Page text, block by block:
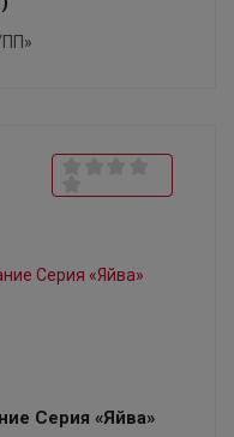
Серия «Яйва»